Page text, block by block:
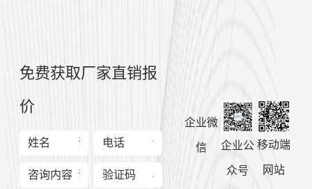
免费获取厂家直销报
价
姓名 电话
咨询内容 验证码
企业微
信 企业公
众号
移动端
网站